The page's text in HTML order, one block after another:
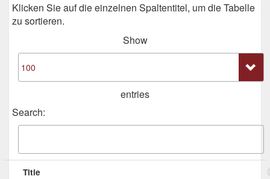
Klicken Sie auf die einzelnen Spaltentitel, um die Tabelle
zu sortieren.
Show
entries
Search:
Title